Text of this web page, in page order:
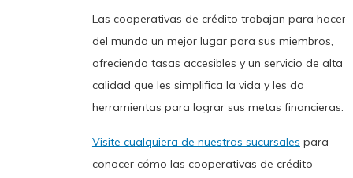
Las cooperativas de crédito trabajan para hacer
del mundo un mejor lugar para sus miembros,
ofreciendo tasas accesibles y un servicio de alta
calidad que les simplifica la vida y les da
herramientas para lograr sus metas financieras.
Visite cualquiera de nuestras sucursales para
conocer cómo las cooperativas de crédito